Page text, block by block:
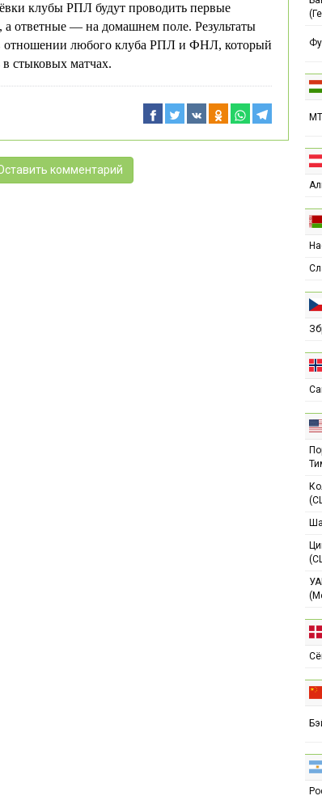
клубы РПЛ будут проводить первые
а ответные — на домашнем поле. Результаты
отношении любого клуба РПЛ и ФНЛ, который
в стыковых матчах.
комментарий